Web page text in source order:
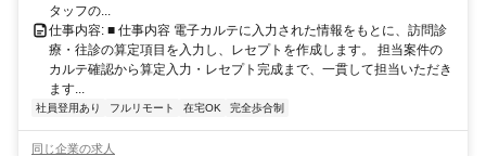
タッフの...
仕事内容: ■ 仕事内容 電子カルテに入力された情報をもとに、訪問診
療・往診の算定項目を入力し、レセプトを作成します。 担当案件の
カルテ確認から算定入力・レセプト完成まで、一貫して担当いただき
ます...
社員登用あり フルリモート 在宅OK 完全歩合制
同じ企業の求人